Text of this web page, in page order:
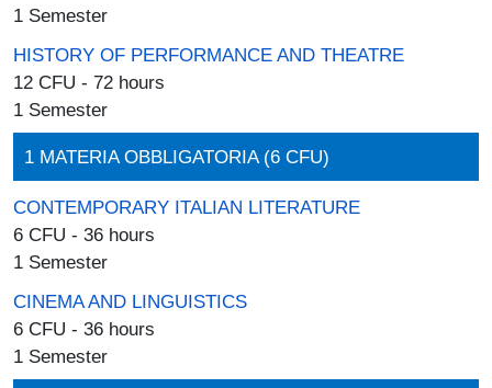
1 Semester
HISTORY OF PERFORMANCE AND THEATRE
12 CFU - 72 hours
1 Semester
1 MATERIA OBBLIGATORIA (6 CFU)
CONTEMPORARY ITALIAN LITERATURE
6 CFU - 36 hours
1 Semester
CINEMA AND LINGUISTICS
6 CFU - 36 hours
1 Semester